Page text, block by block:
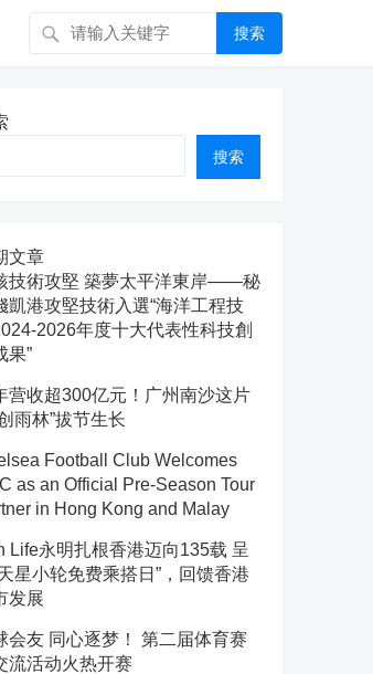
搜索
搜索
文章
技術攻堅 築夢太平洋東岸——秘
凱港攻堅技術入選“海洋工程技
2026年度十大代表性科技創
果”
营收超300亿元！广州南沙这片
雨林”拔节生长
Football Club Welcomes
as an Official Pre-Season Tour
in Hong Kong and Malay
Life永明扎根香港迈向135载 呈
星小轮免费乘搭日”，回馈香港
发展
会友 同心逐梦！ 第二届体育赛
流活动火热开赛